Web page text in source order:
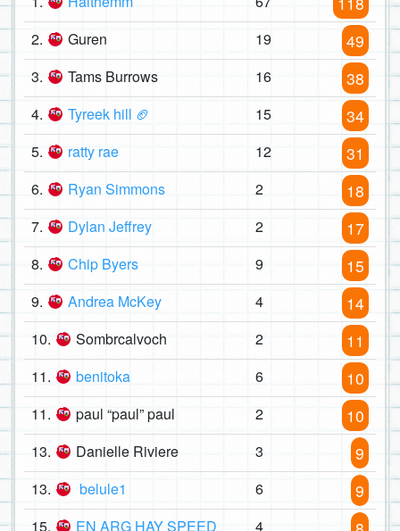
2. Guren 19 49
3. Tams Burrows 16 38
4. Tyreek hill 🏈 15 34
5. ratty rae 12 31
6. Ryan Simmons 2 18
7. Dylan Jeffrey 2 17
8. Chip Byers 9 15
9. Andrea McKey 4 14
10. Sombrcalvoch 2 11
11. benitoka 6 10
11. paul “paul” paul 2 10
13. Danielle Riviere 3 9
13. belule1 6 9
15. EN ARG HAY SPEED 4